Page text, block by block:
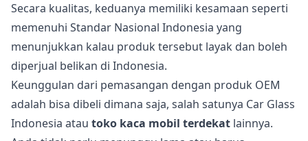
Secara kualitas, keduanya memiliki kesamaan seperti
memenuhi Standar Nasional Indonesia yang
menunjukkan kalau produk tersebut layak dan boleh
diperjual belikan di Indonesia.
Keunggulan dari pemasangan dengan produk OEM
adalah bisa dibeli dimana saja, salah satunya Car Glass
Indonesia atau toko kaca mobil terdekat lainnya.